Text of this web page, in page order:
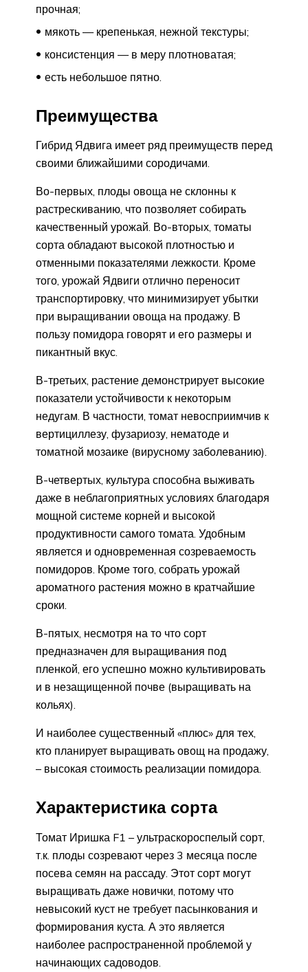
прочная;
мякоть — крепенькая, нежной текстуры;
консистенция — в меру плотноватая;
есть небольшое пятно.
Преимущества
Гибрид Ядвига имеет ряд преимуществ перед
своими ближайшими сородичами.
Во-первых, плоды овоща не склонны к
растрескиванию, что позволяет собирать
качественный урожай. Во-вторых, томаты
сорта обладают высокой плотностью и
отменными показателями лежкости. Кроме
того, урожай Ядвиги отлично переносит
транспортировку, что минимизирует убытки
при выращивании овоща на продажу. В
пользу помидора говорят и его размеры и
пикантный вкус.
В-третьих, растение демонстрирует высокие
показатели устойчивости к некоторым
недугам. В частности, томат невосприимчив к
вертициллезу, фузариозу, нематоде и
томатной мозаике (вирусному заболеванию).
В-четвертых, культура способна выживать
даже в неблагоприятных условиях благодаря
мощной системе корней и высокой
продуктивности самого томата. Удобным
является и одновременная созреваемость
помидоров. Кроме того, собрать урожай
ароматного растения можно в кратчайшие
сроки.
В-пятых, несмотря на то что сорт
предназначен для выращивания под
пленкой, его успешно можно культивировать
и в незащищенной почве (выращивать на
кольях).
И наиболее существенный «плюс» для тех,
кто планирует выращивать овощ на продажу,
– высокая стоимость реализации помидора.
Характеристика сорта
Томат Иришка F1 – ультраскороспелый сорт,
т.к. плоды созревают через 3 месяца после
посева семян на рассаду. Этот сорт могут
выращивать даже новички, потому что
невысокий куст не требует пасынкования и
формирования куста. А это является
наиболее распространенной проблемой у
начинающих садоводов.